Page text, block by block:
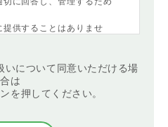
提供することはありませ
における個人情報の安全
先に対する必要かつ適切
の停止・消去および第三
いについて同意いただける場
合は
を押してください。